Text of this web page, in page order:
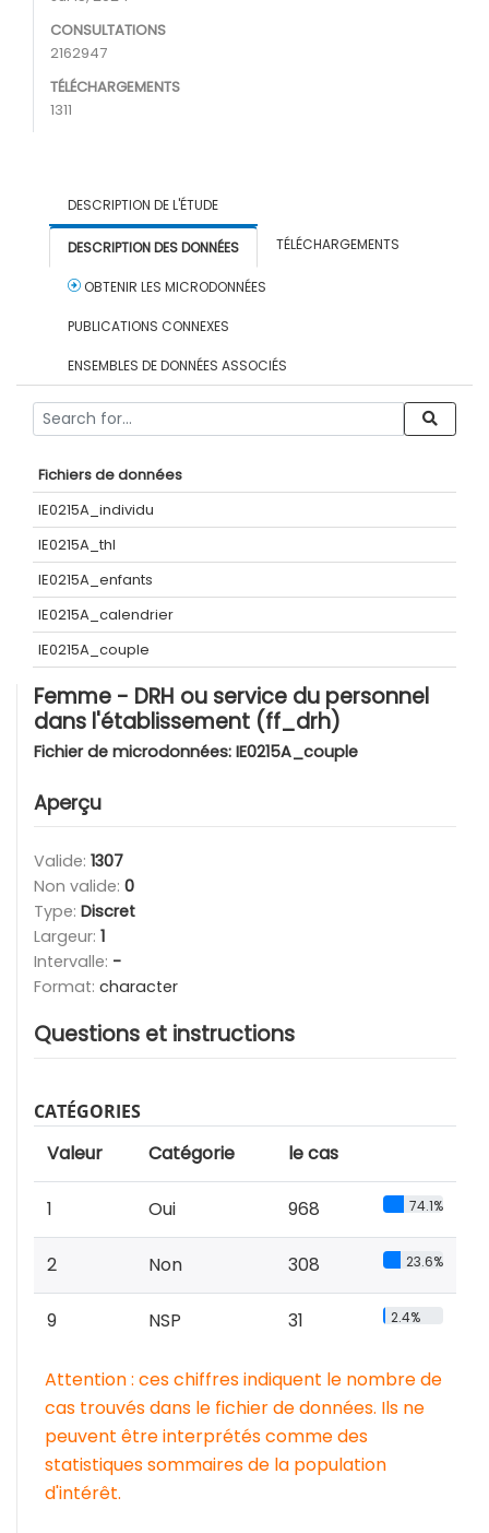
CONSULTATIONS
2162947
TÉLÉCHARGEMENTS
1311
DESCRIPTION DE L'ÉTUDE
DESCRIPTION DES DONNÉES TÉLÉCHARGEMENTS
OBTENIR LES MICRODONNÉES
PUBLICATIONS CONNEXES
ENSEMBLES DE DONNÉES ASSOCIÉS
Fichiers de données
IE0215A_individu
IE0215A_thl
IE0215A_enfants
IE0215A_calendrier
IE0215A_couple
Femme - DRH ou service du personnel
dans l'établissement (ff_drh)
Fichier de microdonnées: IE0215A_couple
Aperçu
Valide: 1307
Non valide: 0
Type: Discret
Largeur: 1
Intervalle: -
Format: character
Questions et instructions
CATÉGORIES
Valeur Catégorie le cas
1 Oui 968 74.1%
2 Non 308 23.6%
9 NSP 31 2.4%
Attention : ces chiffres indiquent le nombre de
cas trouvés dans le fichier de données. Ils ne
peuvent être interprétés comme des
statistiques sommaires de la population
d'intérêt.